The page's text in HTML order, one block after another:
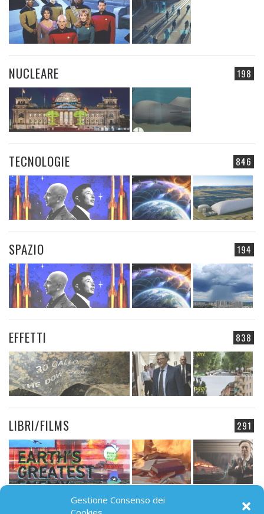
Gestione Consenso dei
198
NUCLEARE
846
TECNOLOGIE
194
SPAZIO
838
EFFETTI
291
LIBRI/FILMS